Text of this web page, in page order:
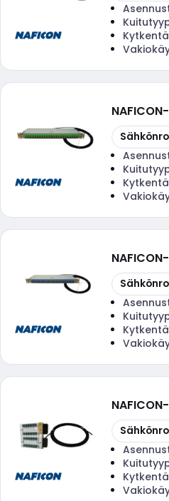
NAFICON-
Kopioi
Sähkönro
NAFICON-
Kopioi
Sähkönro
NAFICON-
Kopioi
Sähkönro